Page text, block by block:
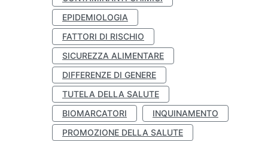
EPIDEMIOLOGIA
FATTORI DI RISCHIO
SICUREZZA ALIMENTARE
DIFFERENZE DI GENERE
TUTELA DELLA SALUTE
BIOMARCATORI
INQUINAMENTO
PROMOZIONE DELLA SALUTE